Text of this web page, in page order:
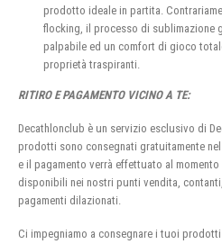
prodotto ideale in partita.
flocking, il processo di sublimazione
palpabile ed un comfort di gioco
proprietà traspiranti.
RITIRO E PAGAMENTO VICINO A TE:
Decathlonclub è un servizio esclusivo di
prodotti sono consegnati gratuitamente
e il pagamento verrà effettuato al
disponibili nei nostri punti vendita,
pagamenti dilazionati.
Ci impegniamo a consegnare i tuoi